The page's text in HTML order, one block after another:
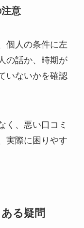
意
個人の条件に左
の話か、時期が
いないかを確認
く、悪い口コミ
実際に困りやす
る疑問